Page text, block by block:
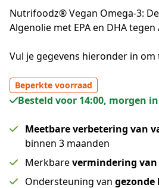
Nutrifoodz® Vegan Omega-3:
Algenolie met EPA en DHAtegen
Vul je gegevens hieronder in om
Beperkte voorraad
Besteld voor 14:00, morgen
Meetbare verbetering van
binnen 3 maanden
Merkbarevermindering
Ondersteuning van